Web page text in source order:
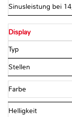
Sinusleistung bei
Display
Typ
Stellen
Farbe
Helligkeit